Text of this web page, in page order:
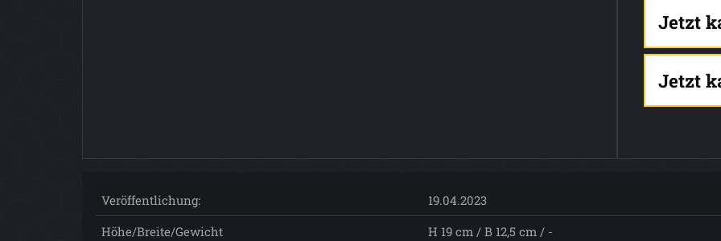
Jetzt
Jetzt
Veröffentlichung:
19.04.2023
Höhe/Breite/Gewicht
H 19 cm / B 12,5 cm / -